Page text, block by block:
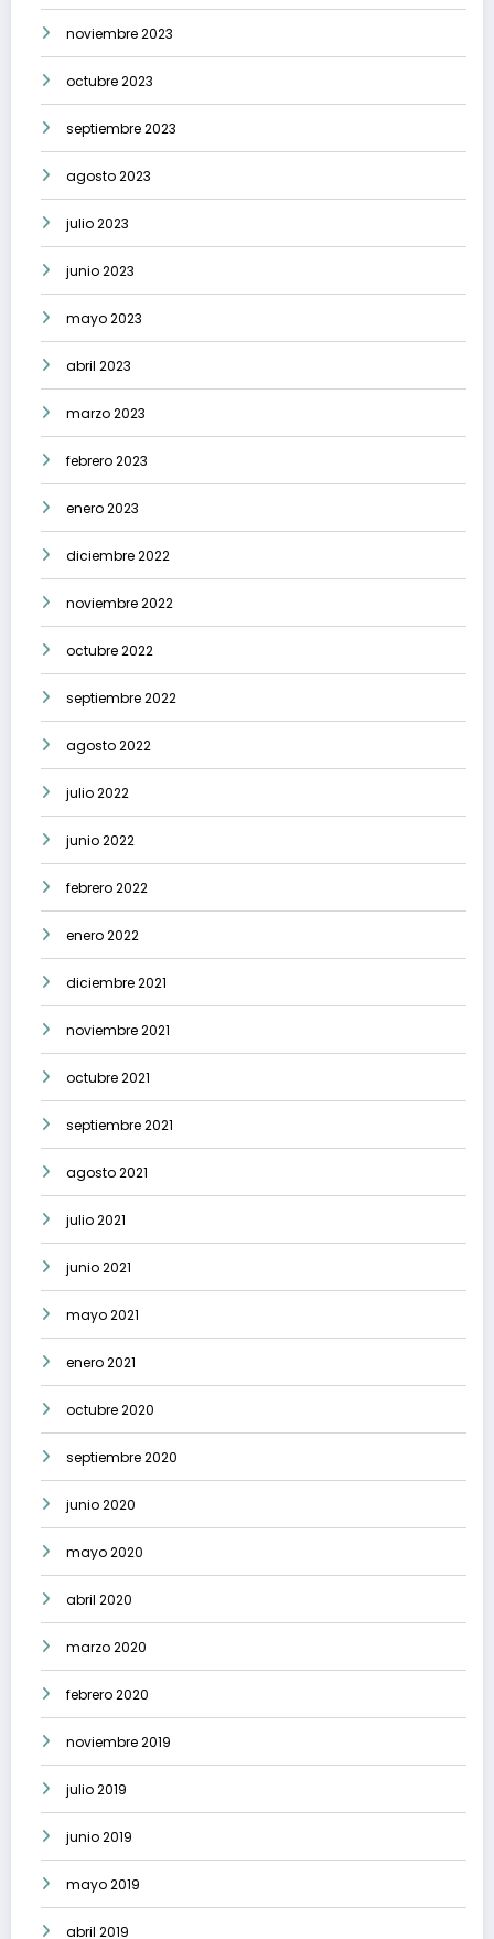
noviembre 2023
octubre 2023
septiembre 2023
agosto 2023
julio 2023
junio 2023
mayo 2023
abril 2023
marzo 2023
febrero 2023
enero 2023
diciembre 2022
noviembre 2022
octubre 2022
septiembre 2022
agosto 2022
julio 2022
junio 2022
febrero 2022
enero 2022
diciembre 2021
noviembre 2021
octubre 2021
septiembre 2021
agosto 2021
julio 2021
junio 2021
mayo 2021
enero 2021
octubre 2020
septiembre 2020
junio 2020
mayo 2020
abril 2020
marzo 2020
febrero 2020
noviembre 2019
julio 2019
junio 2019
mayo 2019
abril 2019